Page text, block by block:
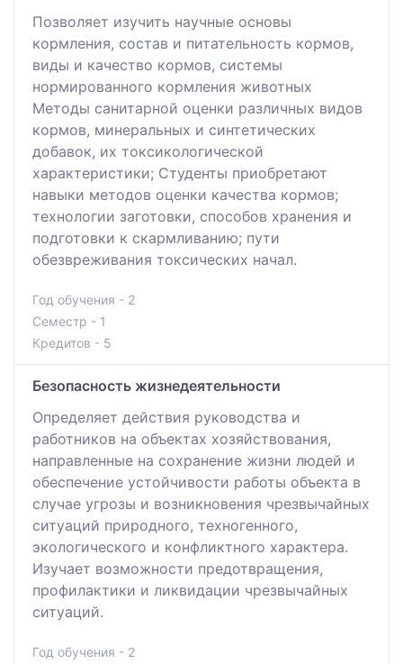
Позволяет изучить научные основы
кормления, состав и питательность кормов,
виды и качество кормов, системы
нормированного кормления животных
Методы санитарной оценки различных видов
кормов, минеральных и синтетических
добавок, их токсикологической
характеристики; Студенты приобретают
навыки методов оценки качества кормов;
технологии заготовки, способов хранения и
подготовки к скармливанию; пути
обезвреживания токсических начал.
Год обучения - 2
Семестр - 1
Кредитов - 5
Безопасность жизнедеятельности
Определяет действия руководства и
работников на объектах хозяйствования,
направленные на сохранение жизни людей и
обеспечение устойчивости работы объекта в
случае угрозы и возникновения чрезвычайных
ситуаций природного, техногенного,
экологического и конфликтного характера.
Изучает возможности предотвращения,
профилактики и ликвидации чрезвычайных
ситуаций.
Год обучения - 2